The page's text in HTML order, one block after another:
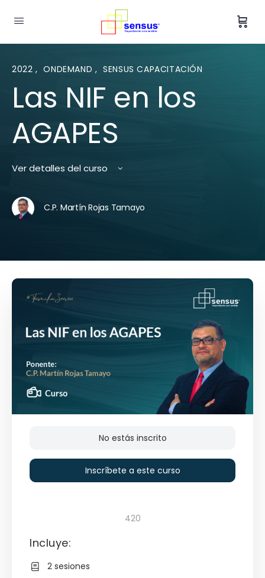
2022, ONDEMAND , SENSUS CAPACITACIÓN
Las NIF en los
AGAPES
Ver detalles del curso
C.P. Martín Rojas Tamayo
No estás inscrito
Inscríbete a este curso
420
Incluye:
2 sesiones